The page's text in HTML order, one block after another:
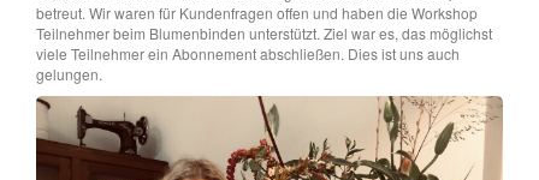
betreut. Wir waren für Kundenfragen offen und haben die Workshop
Teilnehmer beim Blumenbinden unterstützt. Ziel war es, das möglichst
viele Teilnehmer ein Abonnement abschließen. Dies ist uns auch
gelungen.